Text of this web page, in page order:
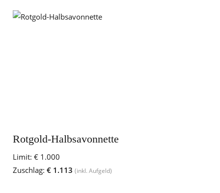
Rotgold-Halbsavonnette
Limit: € 1.000
Zuschlag: € 1.113 (inkl. Aufgeld)